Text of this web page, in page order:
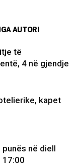
AUTORI
të
4 në gjendje
kapet
në diell
17:00